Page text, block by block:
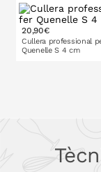
20,90€
Cullera professional
Quenelle S 4 cm